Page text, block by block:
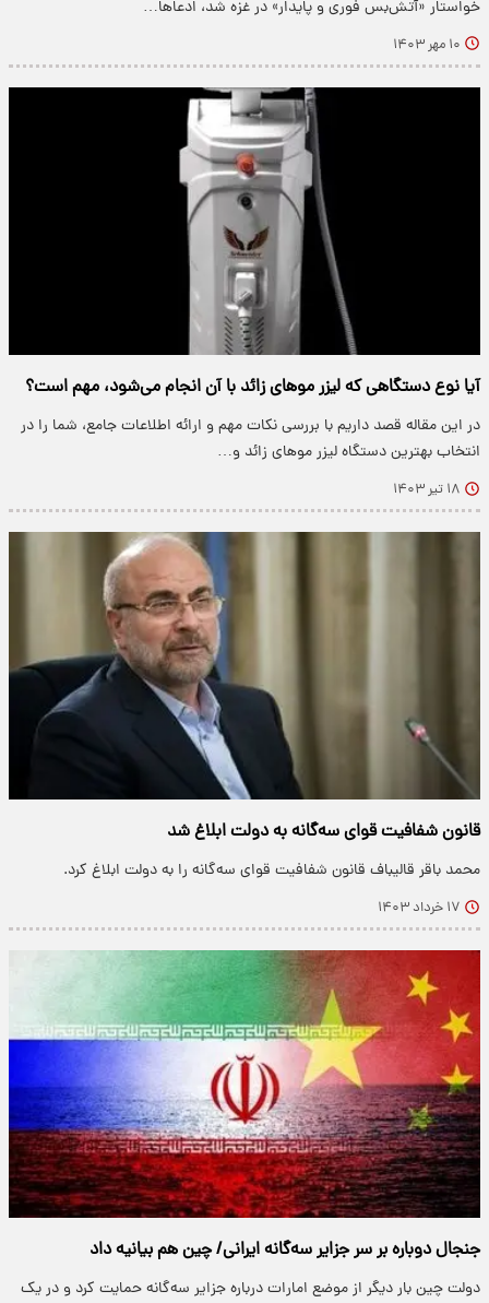
خواستار «آتش‌بس فوری و پایدار» در غزه شد، ادعاها…
۱۰ مهر ۱۴۰۳
آیا نوع دستگاهی که لیزر موهای زائد با آن انجام می‌شود، مهم است؟
در این مقاله قصد داریم با بررسی نکات مهم و ارائه اطلاعات جامع، شما را در
انتخاب بهترین دستگاه لیزر موهای زائد و…
۱۸ تیر ۱۴۰۳
قانون شفافیت‌ قوای سه‌گانه به دولت ابلاغ شد
محمد باقر قالیباف قانون شفافیت قوای سه‌گانه را به دولت ابلاغ کرد.
۱۷ خرداد ۱۴۰۳
جنجال دوباره بر سر جزایر سه‌گانه ایرانی/ چین هم بیانیه داد
دولت چین بار دیگر از موضع امارات درباره جزایر سه‌‌‌گانه حمایت کرد و در یک